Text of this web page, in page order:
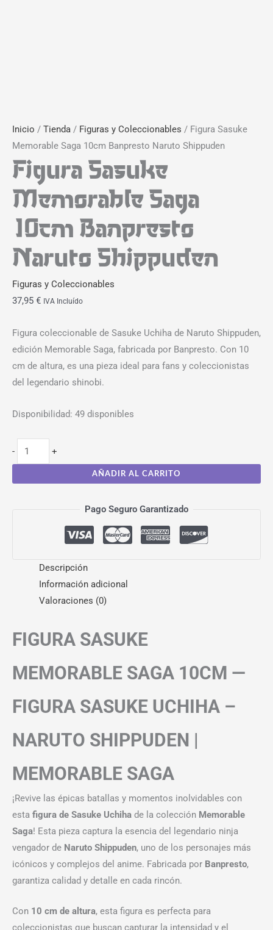
Inicio / Tienda / Figuras y Coleccionables / Figura Sasuke
Memorable Saga 10cm Banpresto Naruto Shippuden
Figura Sasuke
Memorable Saga
10cm Banpresto
Naruto Shippuden
Figuras y Coleccionables
37,95 € IVA Incluído
Figura coleccionable de Sasuke Uchiha de Naruto Shippuden,
edición Memorable Saga, fabricada por Banpresto. Con 10
cm de altura, es una pieza ideal para fans y coleccionistas
del legendario shinobi.
Disponibilidad: 49 disponibles
- +
AÑADIR AL CARRITO
Pago Seguro Garantizado
Descripción
Información adicional
Valoraciones (0)
FIGURA SASUKE
MEMORABLE SAGA 10CM —
FIGURA SASUKE UCHIHA –
NARUTO SHIPPUDEN |
MEMORABLE SAGA
¡Revive las épicas batallas y momentos inolvidables con
esta figura de Sasuke Uchiha de la colección Memorable
Saga! Esta pieza captura la esencia del legendario ninja
vengador de Naruto Shippuden, uno de los personajes más
icónicos y complejos del anime. Fabricada por Banpresto,
garantiza calidad y detalle en cada rincón.
Con 10 cm de altura, esta figura es perfecta para